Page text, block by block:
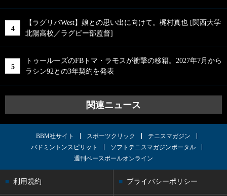
【ラグリパWest】娘との思い出に向けて。梶村真也 [関西大学
北陽高校／ラグビー部監督]
トゥールーズのFBトマ・ラモスが衝撃の移籍。2027年7月から
ラシン92との3年契約を発表
関連ニュース
BBM社サイト スポーツクリック
テニスマガジン
バドミントンスピリット
ソフトテニスマガジンポータル
週刊ベースボールオンライン
利用規約 プライバシーポリシー